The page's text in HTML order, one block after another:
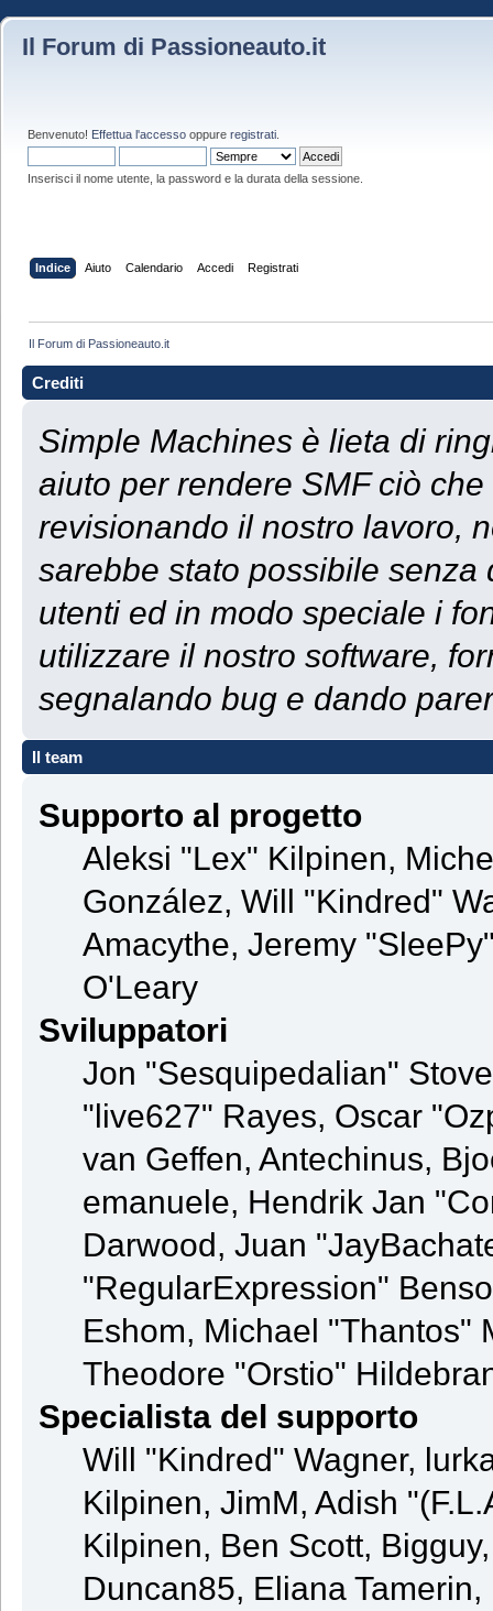
Il Forum di Passioneauto.it
Benvenuto! Effettua l'accesso oppure registrati
Inserisci il nome utente, la password e la durata della sessione.
Indice Aiuto Calendario Accedi Registrati
Il Forum di Passioneauto.it
Crediti
Simple Machines è lieta di
aiuto per rendere SMF ciò
revisionando il nostro lavoro,
sarebbe stato possibile
utenti ed in modo speciale i
utilizzare il nostro software,
segnalando bug e dando
Il team
Supporto al progetto
Aleksi "Lex" Kilpinen,
González, Will "Kindred"
Amacythe, Jeremy
O'Leary
Sviluppatori
Jon "Sesquipedalian"
"live627" Rayes, Oscar
van Geffen, Antechinus,
emanuele, Hendrik Jan
Darwood, Juan
"RegularExpression"
Eshom, Michael "Thantos"
Theodore "Orstio"
Specialista del supporto
Will "Kindred" Wagner,
Kilpinen, JimM, Adish
Kilpinen, Ben Scott,
Duncan85, Eliana